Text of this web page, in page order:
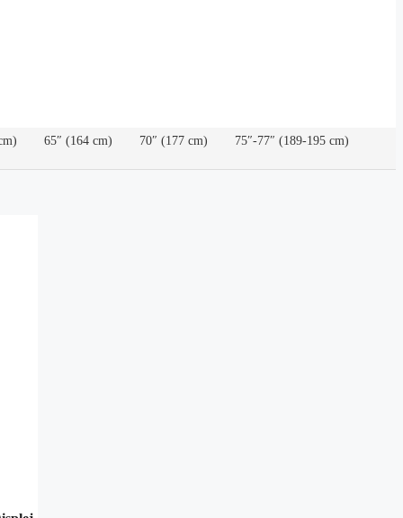
65″ (164 cm) 70″ (177 cm) 75″-77″ (189-195 cm)